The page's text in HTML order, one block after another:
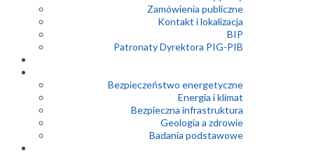
Zamówienia publiczne
Kontakt i lokalizacja
BIP
Patronaty Dyrektora PIG-PIB
Bezpieczeństwo energetyczne
Energia i klimat
Bezpieczna infrastruktura
Geologia a zdrowie
Badania podstawowe